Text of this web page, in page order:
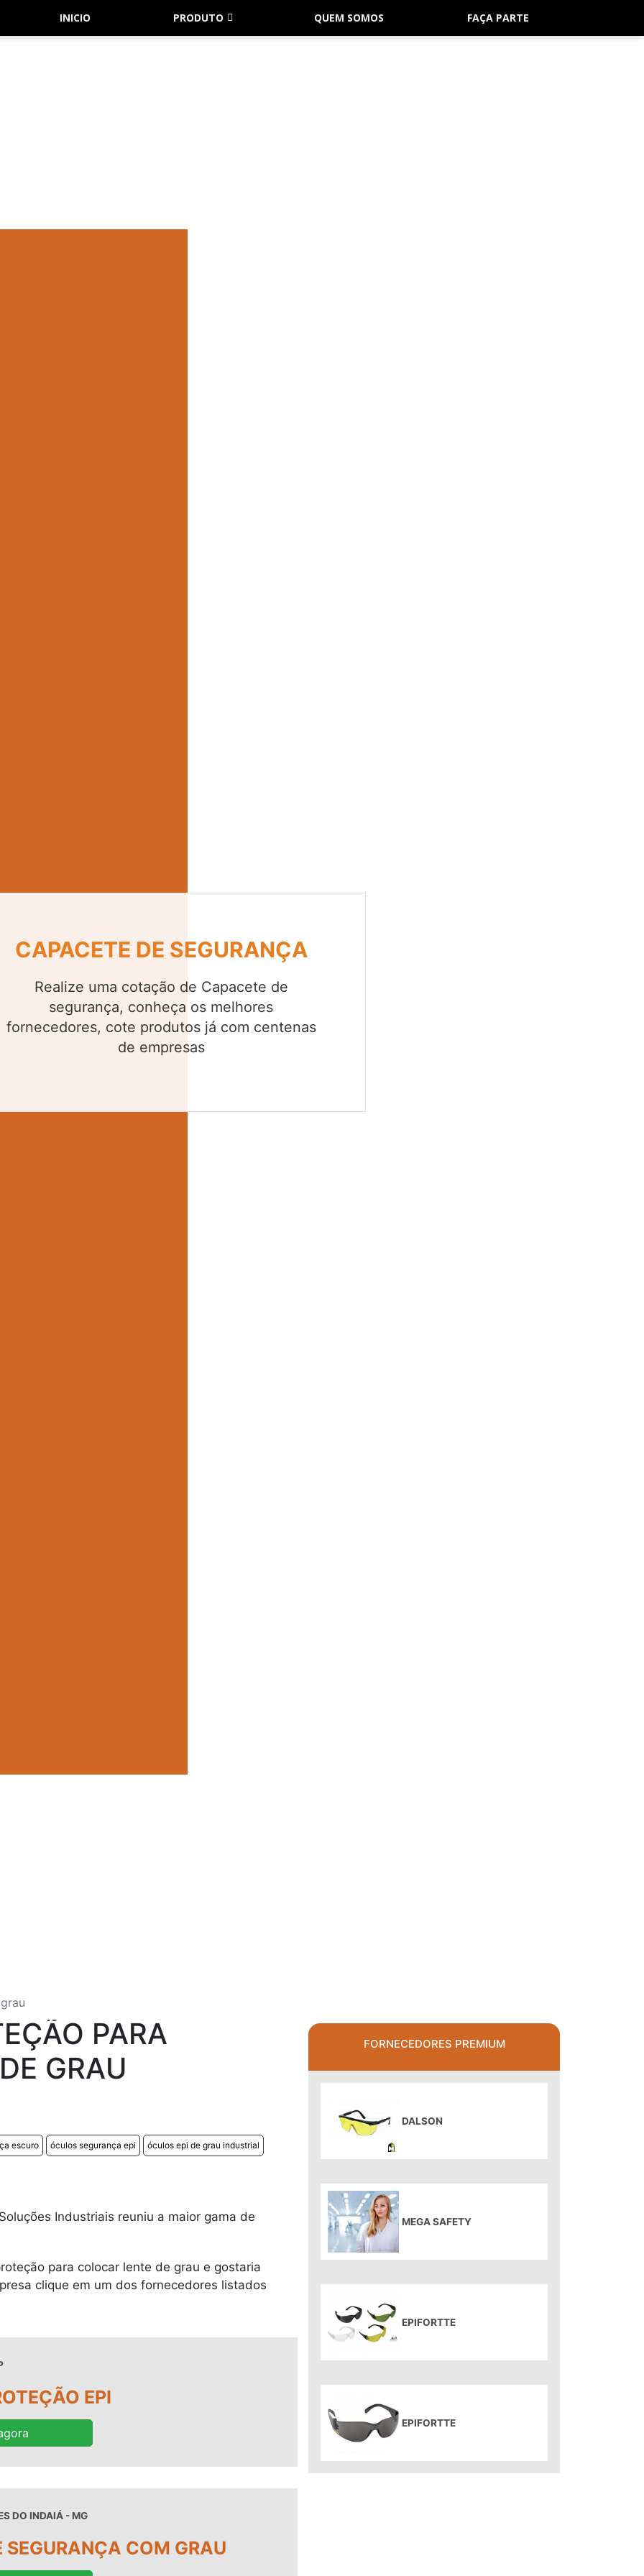
INICIO PRODUTO QUEM SOMOS FAÇA PARTE
CINTO DE SEGURANÇA
Realize uma cotação de Cinto de segurança,
conheça os melhores fornecedores, cote
produtos já com centenas de empresas
PARA
GRAU
escuro óculos segurança epi óculos epi de grau industrial
Industriais reuniu a maior gama de
para colocar lente de grau e gostaria
clique em um dos fornecedores listados
EPI
DO INDAIÁ - MG
SEGURANÇA COM GRAU
FORNECEDORES PREMIUM
DALSON
MEGA SAFETY
EPIFORTTE
EPIFORTTE